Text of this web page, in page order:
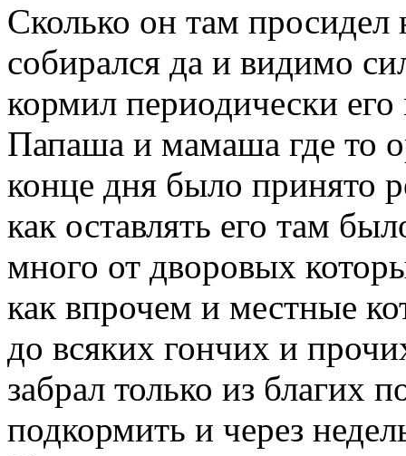
Сколько он там просидел
собирался да и видимо
кормил периодически
Папаша и мамаша где то
конце дня было принято
как оставлять его там
много от дворовых
как впрочем и местные
до всяких гончих и
забрал только из благих
подкормить и через